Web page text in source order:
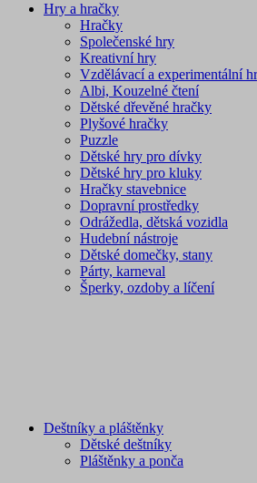
Hry a hračky
Hračky
Společenské hry
Kreativní hry
Vzdělávací a experimentální
Albi, Kouzelné čtení
Dětské dřevěné hračky
Plyšové hračky
Puzzle
Dětské hry pro dívky
Dětské hry pro kluky
Hračky stavebnice
Dopravní prostředky
Odrážedla, dětská vozidla
Hudební nástroje
Dětské domečky, stany
Párty, karneval
Šperky, ozdoby a líčení
Deštníky a pláštěnky
Dětské deštníky
Pláštěnky a ponča